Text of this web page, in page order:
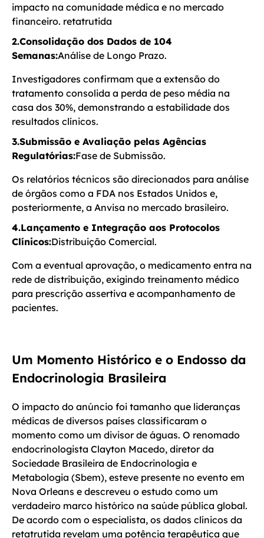
impacto na comunidade médica e no mercado
financeiro. retatrutida
2.Consolidação dos Dados de 104
Semanas:Análise de Longo Prazo.
Investigadores confirmam que a extensão do
tratamento consolida a perda de peso média na
casa dos 30%, demonstrando a estabilidade dos
resultados clínicos.
3.Submissão e Avaliação pelas Agências
Regulatórias:Fase de Submissão.
Os relatórios técnicos são direcionados para análise
de órgãos como a FDA nos Estados Unidos e,
posteriormente, a Anvisa no mercado brasileiro.
4.Lançamento e Integração aos Protocolos
Clínicos:Distribuição Comercial.
Com a eventual aprovação, o medicamento entra na
rede de distribuição, exigindo treinamento médico
para prescrição assertiva e acompanhamento de
pacientes.
Um Momento Histórico e o Endosso da
Endocrinologia Brasileira
O impacto do anúncio foi tamanho que lideranças
médicas de diversos países classificaram o
momento como um divisor de águas. O renomado
endocrinologista Clayton Macedo, diretor da
Sociedade Brasileira de Endocrinologia e
Metabologia (Sbem), esteve presente no evento em
Nova Orleans e descreveu o estudo como um
verdadeiro marco histórico na saúde pública global.
De acordo com o especialista, os dados clínicos da
retatrutida revelam uma potência terapêutica que